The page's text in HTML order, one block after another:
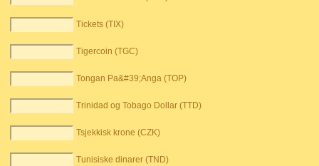
Tickets (TIX)
Tigercoin (TGC)
Tongan Pa&#39;Anga (TOP)
Trinidad og Tobago Dollar (TTD)
Tsjekkisk krone (CZK)
Tunisiske dinarer (TND)